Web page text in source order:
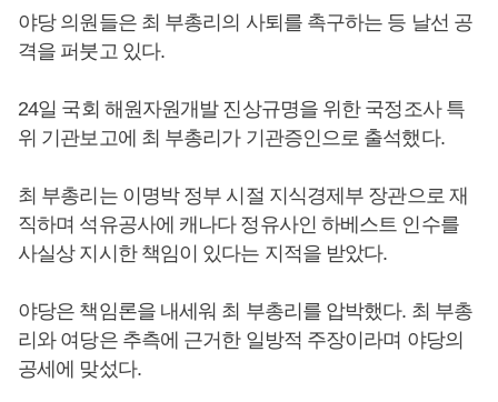
야당 의원들은 최 부총리의 사퇴를 촉구하는 등 날선 공
격을 퍼붓고 있다.
24일 국회 해원자원개발 진상규명을 위한 국정조사 특
위 기관보고에 최 부총리가 기관증인으로 출석했다.
최 부총리는 이명박 정부 시절 지식경제부 장관으로 재
직하며 석유공사에 캐나다 정유사인 하베스트 인수를
사실상 지시한 책임이 있다는 지적을 받았다.
야당은 책임론을 내세워 최 부총리를 압박했다. 최 부총
리와 여당은 추측에 근거한 일방적 주장이라며 야당의
공세에 맞섰다.